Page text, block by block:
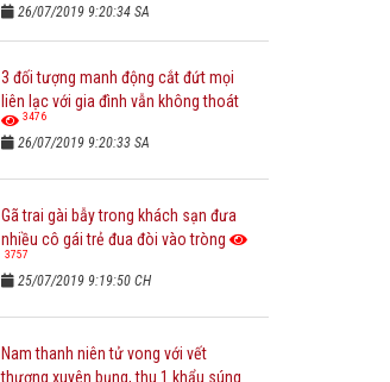
26/07/2019 9:20:34 SA
3 đối tượng manh động cắt đứt mọi
liên lạc với gia đình vẫn không thoát
3476
26/07/2019 9:20:33 SA
Gã trai gài bẫy trong khách sạn đưa
nhiều cô gái trẻ đua đòi vào tròng
3757
25/07/2019 9:19:50 CH
Nam thanh niên tử vong với vết
thương xuyên bụng, thu 1 khẩu súng